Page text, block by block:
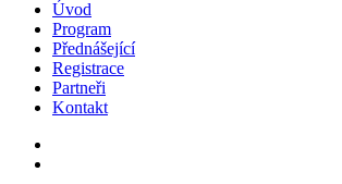
Úvod
Program
Přednášející
Registrace
Partneři
Kontakt